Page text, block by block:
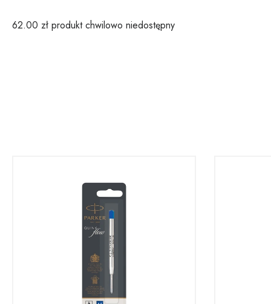
62.00 zł produkt chwilowo niedostępny